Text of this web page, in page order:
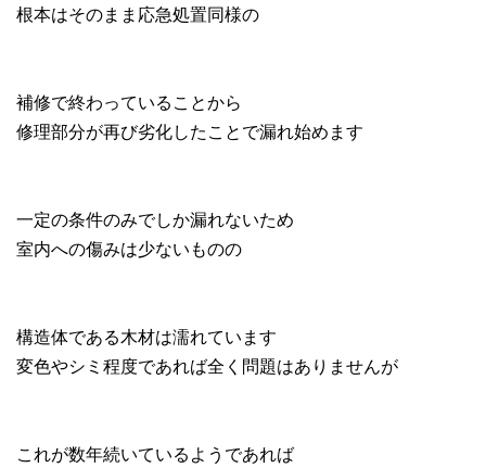
根本はそのまま応急処置同様の
補修で終わっていることから
修理部分が再び劣化したことで漏れ始めます
一定の条件のみでしか漏れないため
室内への傷みは少ないものの
構造体である木材は濡れています
変色やシミ程度であれば全く問題はありませんが
これが数年続いているようであれば